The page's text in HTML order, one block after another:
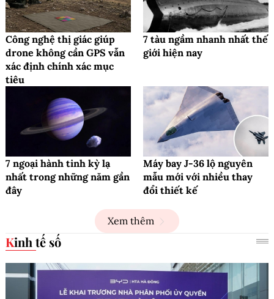
Công nghệ thị giác giúp
drone không cần GPS vẫn
xác định chính xác mục
tiêu
7 tàu ngầm nhanh nhất thế
giới hiện nay
7 ngoại hành tinh kỳ lạ
nhất trong những năm gần
đây
Máy bay J-36 lộ nguyên
mẫu mới với nhiều thay
đổi thiết kế
Xem thêm
Kinh tế số